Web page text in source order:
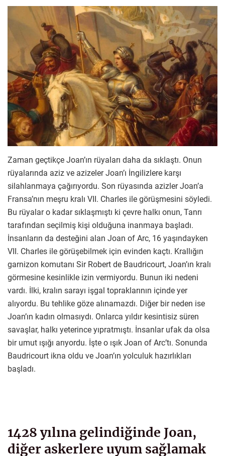
Zaman geçtikçe Joan’ın rüyaları daha da sıklaştı. Onun
rüyalarında aziz ve azizeler Joan’ı İngilizlere karşı
silahlanmaya çağırıyordu. Son rüyasında azizler Joan’a
Fransa’nın meşru kralı VII. Charles ile görüşmesini söyledi.
Bu rüyalar o kadar sıklaşmıştı ki çevre halkı onun, Tanrı
tarafından seçilmiş kişi olduğuna inanmaya başladı.
İnsanların da desteğini alan Joan of Arc, 16 yaşındayken
VII. Charles ile görüşebilmek için evinden kaçtı. Krallığın
garnizon komutanı Sir Robert de Baudricourt, Joan’ın kralı
görmesine kesinlikle izin vermiyordu. Bunun iki nedeni
vardı. İlki, kralın sarayı işgal topraklarının içinde yer
alıyordu. Bu tehlike göze alınamazdı. Diğer bir neden ise
Joan’ın kadın olmasıydı. Onlarca yıldır kesintisiz süren
savaşlar, halkı yeterince yıpratmıştı. İnsanlar ufak da olsa
bir umut ışığı arıyordu. İşte o ışık Joan of Arc’tı. Sonunda
Baudricourt ikna oldu ve Joan’ın yolculuk hazırlıkları
başladı.
1428 yılına gelindiğinde Joan,
diğer askerlere uyum sağlamak